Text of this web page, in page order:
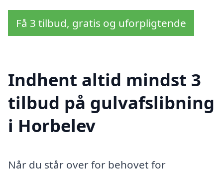
Få 3 tilbud, gratis og uforpligtende
Indhent altid mindst 3
tilbud på gulvafslibning
i Horbelev
Når du står over for behovet for